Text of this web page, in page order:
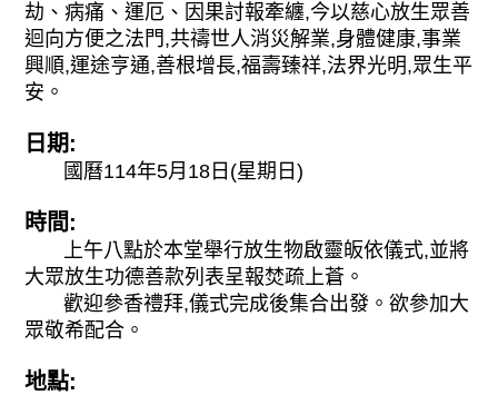
劫、病痛、運厄、因果討報牽纏,今以慈心放生眾善
迴向方便之法門,共禱世人消災解業,身體健康,事業
興順,運途亨通,善根增長,福壽臻祥,法界光明,眾生平
安。
日期:
國曆114年5月18日(星期日)
時間:
上午八點於本堂舉行放生物啟靈皈依儀式,並將
大眾放生功德善款列表呈報焚疏上蒼。
歡迎參香禮拜,儀式完成後集合出發。欲參加大
眾敬希配合。
地點: